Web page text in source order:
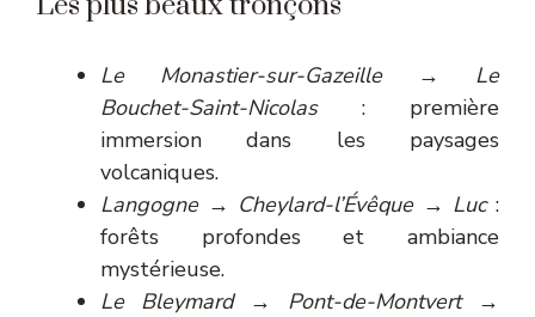
Le Monastier-sur-Gazeille → Le
Bouchet-Saint-Nicolas: première
immersion dans les paysages
volcaniques.
Langogne → Cheylard-l’Évêque → Luc:
forêts profondes et ambiance
mystérieuse.
Le Bleymard → Pont-de-Montvert →